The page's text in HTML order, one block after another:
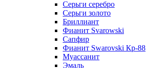
Серьги серебро
Серьги золото
Бриллиант
Фианит Svarowski
Сапфир
Фианит Swarovski Кр-88
Муассанит
Эмаль